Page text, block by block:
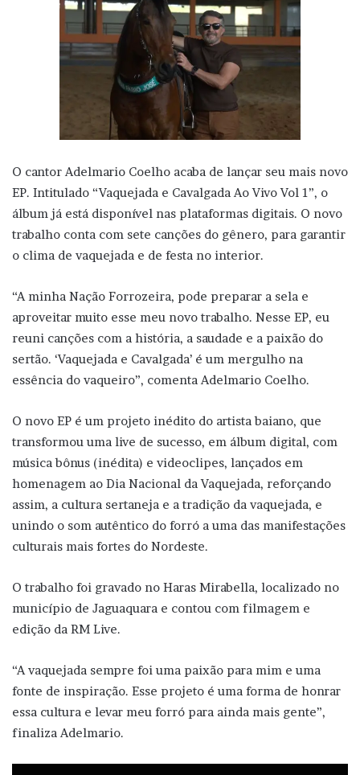
O cantor Adelmario Coelho acaba de lançar seu mais novo
EP. Intitulado “Vaquejada e Cavalgada Ao Vivo Vol 1”, o
álbum já está disponível nas plataformas digitais. O novo
trabalho conta com sete canções do gênero, para garantir
o clima de vaquejada e de festa no interior.
“A minha Nação Forrozeira, pode preparar a sela e
aproveitar muito esse meu novo trabalho. Nesse EP, eu
reuni canções com a história, a saudade e a paixão do
sertão. ‘Vaquejada e Cavalgada’ é um mergulho na
essência do vaqueiro”, comenta Adelmario Coelho.
O novo EP é um projeto inédito do artista baiano, que
transformou uma live de sucesso, em álbum digital, com
música bônus (inédita) e videoclipes, lançados em
homenagem ao Dia Nacional da Vaquejada, reforçando
assim, a cultura sertaneja e a tradição da vaquejada, e
unindo o som autêntico do forró a uma das manifestações
culturais mais fortes do Nordeste.
O trabalho foi gravado no Haras Mirabella, localizado no
município de Jaguaquara e contou com filmagem e
edição da RM Live.
“A vaquejada sempre foi uma paixão para mim e uma
fonte de inspiração. Esse projeto é uma forma de honrar
essa cultura e levar meu forró para ainda mais gente”,
finaliza Adelmario.